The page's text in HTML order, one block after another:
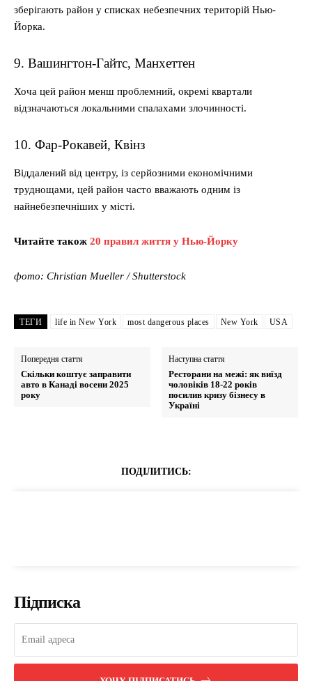
зберігають район у списках небезпечних територій Нью-
Йорка.
9. Вашингтон-Гайтс, Манхеттен
Хоча цей район менш проблемний, окремі квартали
відзначаються локальними спалахами злочинності.
10. Фар-Рокавей, Квінз
Віддалений від центру, із серйозними економічними
труднощами, цей район часто вважають одним із
найнебезпечніших у місті.
Читайте також 20 правил життя у Нью-Йорку
фото: Christian Mueller / Shutterstock
ТЕГИ life in New York most dangerous places New York USA
Попередня стаття
Скільки коштує заправити
авто в Канаді восени 2025
року
Наступна стаття
Ресторани на межі: як виїзд
чоловіків 18-22 років
посилив кризу бізнесу в
Україні
ПОДІЛИТИСЬ:
Підписка